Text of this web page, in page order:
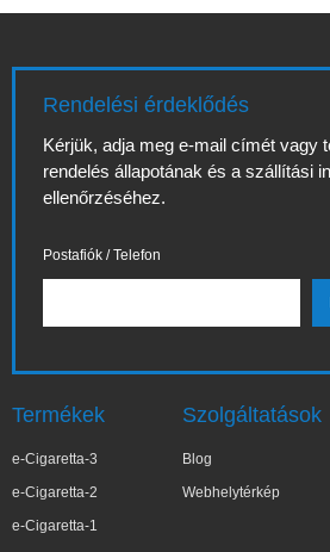
Rendelési érdeklődés
Kérjük, adja meg e-mail címét vagy
rendelés állapotának és a szállítási
ellenőrzéséhez.
Postafiók / Telefon
Termékek
e-Cigaretta-3
e-Cigaretta-2
e-Cigaretta-1
Szolgáltatások
Blog
Webhelytérkép